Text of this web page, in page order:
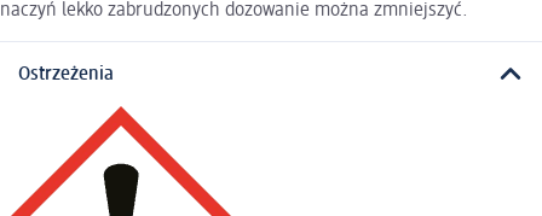
naczyń lekko zabrudzonych dozowanie można zmniejszyć.
Ostrzeżenia